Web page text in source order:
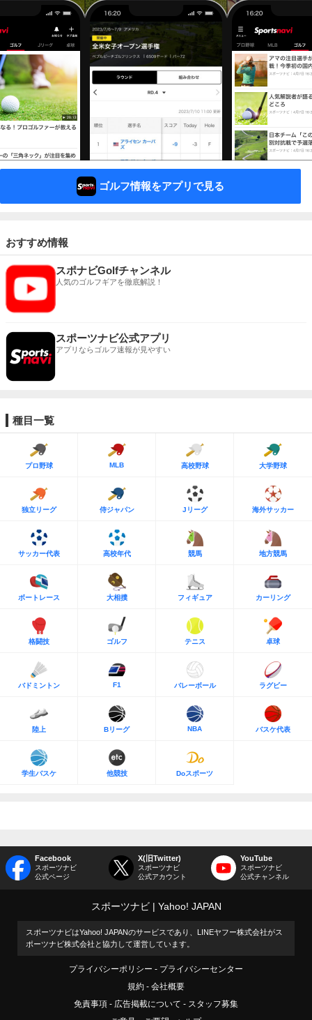
ゴルフ情報をアプリで見る
おすすめ情報
スポナビGolfチャンネル
人気のゴルフギアを徹底解説！
スポーツナビ公式アプリ
アプリならゴルフ速報が見やすい
種目一覧
プロ野球 MLB 高校野球 大学野球
独立リーグ 侍ジャパン Jリーグ 海外サッカー
サッカー代表 高校年代 競馬 地方競馬
ボートレース 大相撲 フィギュア カーリング
格闘技 ゴルフ テニス 卓球
バドミントン F1 バレーボール ラグビー
陸上 Bリーグ NBA バスケ代表
学生バスケ 他競技 Doスポーツ
Facebook
スポーツナビ
公式ページ
X(旧Twitter)
スポーツナビ
公式アカウント
YouTube
スポーツナビ
公式チャンネル
スポーツナビ Yahoo! JAPAN
スポーツナビはYahoo! JAPANのサービスであり、LINEヤフー株式会社がス
ポーツナビ株式会社と協力して運営しています。
プライバシーポリシー
プライバシーセンター
規約
会社概要
免責事項
広告掲載について
スタッフ募集